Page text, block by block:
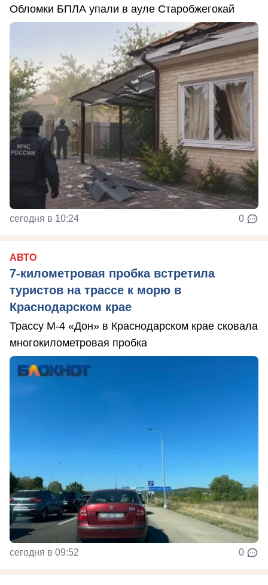
Обломки БПЛА упали в ауле Старобжегокай
сегодня в 10:24 0
АВТО
7-километровая пробка встретила
туристов на трассе к морю в
Краснодарском крае
Трассу М-4 «Дон» в Краснодарском крае сковала
многокилометровая пробка
сегодня в 09:52 0